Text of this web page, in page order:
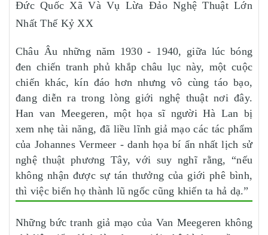
Đức Quốc Xã Và Vụ Lừa Đảo Nghệ Thuật Lớn
Nhất Thế Kỷ XX
Châu Âu những năm 1930 - 1940, giữa lúc bóng
đen chiến tranh phủ khắp châu lục này, một cuộc
chiến khác, kín đáo hơn nhưng vô cùng táo bạo,
đang diễn ra trong lòng giới nghệ thuật nơi đây.
Han van Meegeren, một họa sĩ người Hà Lan bị
xem nhẹ tài năng, đã liều lĩnh giả mạo các tác phẩm
của Johannes Vermeer - danh họa bí ẩn nhất lịch sử
nghệ thuật phương Tây, với suy nghĩ rằng, “nếu
không nhận được sự tán thưởng của giới phê bình,
thì việc biến họ thành lũ ngốc cũng khiến ta hả dạ.”
Những bức tranh giả mạo của Van Meegeren không